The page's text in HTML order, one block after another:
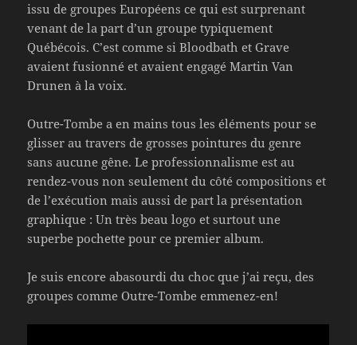
issu de groupes Européens ce qui est surprenant
venant de la part d’un groupe typiquement
Québécois. C’est comme si Bloodbath et Grave
avaient fusionné et avaient engagé Martin Van
Drunen à la voix.
Outre-Tombe a en mains tous les éléments pour se
glisser au travers de grosses pointures du genre
sans aucune gêne. Le professionnalisme est au
rendez-vous non seulement du côté compositions et
de l’exécution mais aussi de part la présentation
graphique : Un très beau logo et surtout une
superbe pochette pour ce premier album.
Je suis encore abasourdi du choc que j’ai reçu, des
groupes comme Outre-Tombe emmenez-en!